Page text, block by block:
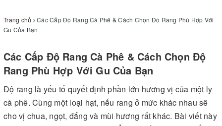
Trang chủ
Các Cấp Độ Rang Cà Phê & Cách Chọn Độ Rang Phù Hợp Với
Gu Của Bạn
Các Cấp Độ Rang Cà Phê & Cách Chọn Độ
Rang Phù Hợp Với Gu Của Bạn
Độ rang là yếu tố quyết định phần lớn hương vị của một ly
cà phê. Cùng một loại hạt, nếu rang ở mức khác nhau sẽ
cho vị chua, ngọt, đắng và mùi hương rất khác. Bài viết này